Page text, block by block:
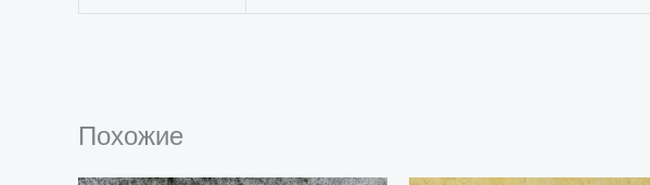
Похожие